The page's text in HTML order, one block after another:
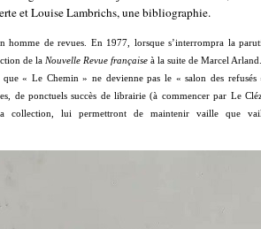
et Louise Lambrichs, une bibliographie.
homme de revues. En 1977, lorsque s’interrompra la
de la Nouvelle Revue françaiseà la suite de Marcel Arland.
« Le Chemin » ne devienne pas le « salon des refusés
de ponctuels succès de librairie (à commencer par Le
collection, lui permettront de maintenir vaille que